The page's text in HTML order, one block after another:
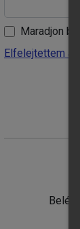
Maradjon
Elfelejtettem a